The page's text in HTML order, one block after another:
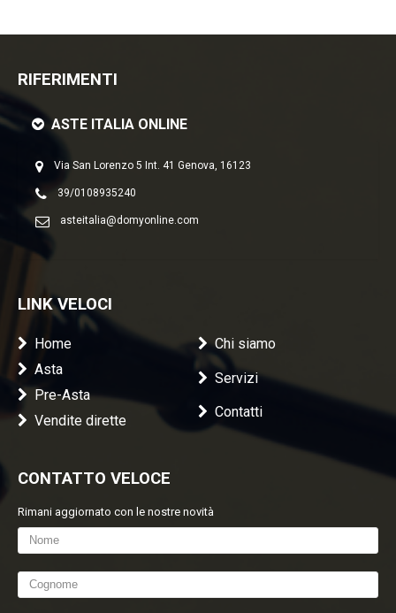
News
RIFERIMENTI
ASTE ITALIA ONLINE
Via San Lorenzo 5 Int. 41 Genova, 16123
39/0108935240
asteitalia@domyonline.com
LINK VELOCI
Home
Asta
Pre-Asta
Vendite dirette
Chi siamo
Servizi
Contatti
CONTATTO VELOCE
Rimani aggiornato con le nostre novità